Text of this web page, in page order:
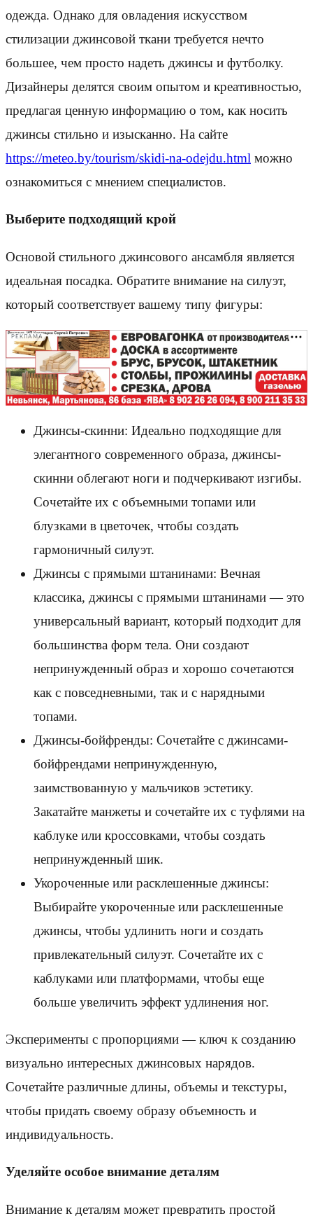
одежда. Однако для овладения искусством
стилизации джинсовой ткани требуется нечто
большее, чем просто надеть джинсы и футболку.
Дизайнеры делятся своим опытом и креативностью,
предлагая ценную информацию о том, как носить
джинсы стильно и изысканно. На сайте
https://meteo.by/tourism/skidi-na-odejdu.html можно
ознакомиться с мнением специалистов.
Выберите подходящий крой
Основой стильного джинсового ансамбля является
идеальная посадка. Обратите внимание на силуэт,
который соответствует вашему типу фигуры:
РЕКЛАМА
Джинсы-скинни: Идеально подходящие для
элегантного современного образа, джинсы-
скинни облегают ноги и подчеркивают изгибы.
Сочетайте их с объемными топами или
блузками в цветочек, чтобы создать
гармоничный силуэт.
Джинсы с прямыми штанинами: Вечная
классика, джинсы с прямыми штанинами — это
универсальный вариант, который подходит для
большинства форм тела. Они создают
непринужденный образ и хорошо сочетаются
как с повседневными, так и с нарядными
топами.
Джинсы-бойфренды: Сочетайте с джинсами-
бойфрендами непринужденную,
заимствованную у мальчиков эстетику.
Закатайте манжеты и сочетайте их с туфлями на
каблуке или кроссовками, чтобы создать
непринужденный шик.
Укороченные или расклешенные джинсы:
Выбирайте укороченные или расклешенные
джинсы, чтобы удлинить ноги и создать
привлекательный силуэт. Сочетайте их с
каблуками или платформами, чтобы еще
больше увеличить эффект удлинения ног.
Эксперименты с пропорциями — ключ к созданию
визуально интересных джинсовых нарядов.
Сочетайте различные длины, объемы и текстуры,
чтобы придать своему образу объемность и
индивидуальность.
Уделяйте особое внимание деталям
Внимание к деталям может превратить простой